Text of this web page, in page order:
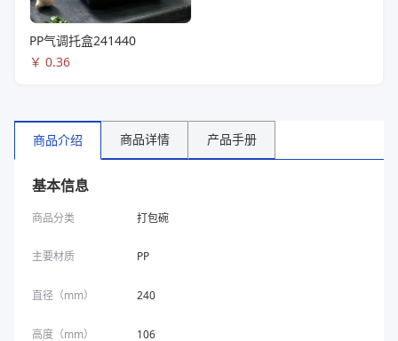
PP气调托盒241440
￥ 0.36
商品介绍 商品详情 产品手册
基本信息
商品分类 打包碗
主要材质 PP
直径（mm） 240
高度（mm） 106